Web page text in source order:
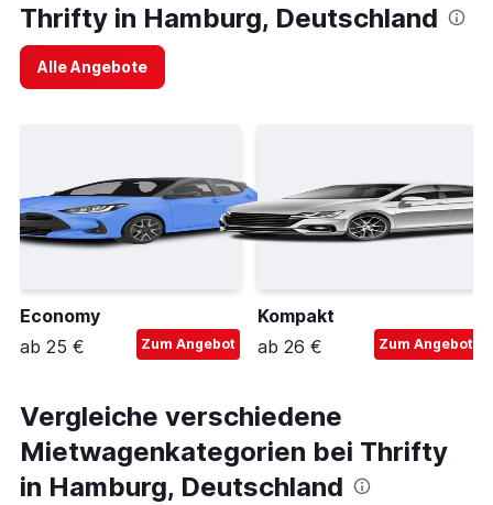
Thrifty in Hamburg, Deutschland
Alle Angebote
Economy
ab 25 €
Zum Angebot
Kompakt
ab 26 €
Zum Angebot
Vergleiche verschiedene
Mietwagenkategorien bei Thrifty
in Hamburg, Deutschland